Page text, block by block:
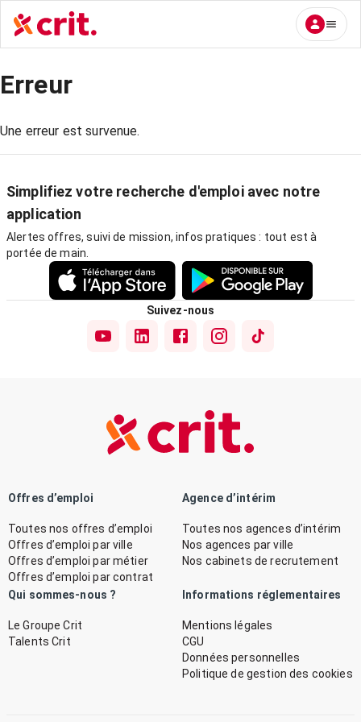
Erreur
Une erreur est survenue.
Simplifiez votre recherche d'emploi avec notre
application
Alertes offres, suivi de mission, infos pratiques : tout est à
portée de main.
Suivez-nous
Offres d’emploi
Toutes nos offres d’emploi
Offres d’emploi par ville
Offres d’emploi par métier
Offres d’emploi par contrat
Agence d’intérim
Toutes nos agences d’intérim
Nos agences par ville
Nos cabinets de recrutement
Qui sommes-nous ?
Le Groupe Crit
Talents Crit
Informations réglementaires
Mentions légales
CGU
Données personnelles
Politique de gestion des cookies